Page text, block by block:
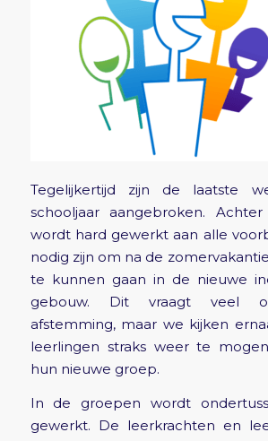
Tegelijkertijd zijn de laatste
schooljaar aangebroken.
wordt hard gewerkt aan alle
nodig zijn om na de
te kunnen gaan in de nieuwe
gebouw. Dit vraagt veel
afstemming, maar we kijken
leerlingen straks weer te
hun nieuwe groep.
In de groepen wordt
gewerkt. De leerkrachten en